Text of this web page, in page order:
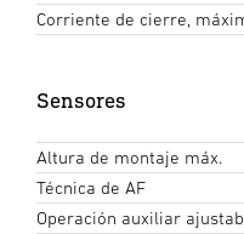
Corriente de cierre,
Sensores
Altura de montaje máx.
Técnica de AF
Operación auxiliar